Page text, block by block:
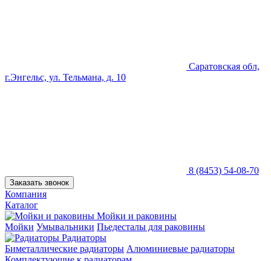
Саратовская обл,
г.Энгельс, ул. Тельмана, д. 10
8 (8453) 54-08-70
Заказать звонок
Компания
Каталог
Мойки и раковины
Мойки Умывальники Пьедесталы для раковины
Радиаторы
Биметаллические радиаторы Алюминиевые радиаторы